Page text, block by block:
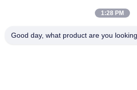
Verbindungsstück
1:28 PM
Good day, what product are you